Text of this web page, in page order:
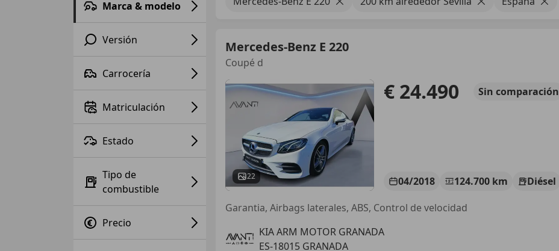
Marca & modelo
Versión
Carrocería
Matriculación
Estado
Tipo de
combustible
Precio
Mercedes-Benz E 220
Coupé d
22
€ 24.490 Sin comparación
04/2018 124.700 km Diésel
Garantia, Airbags laterales, ABS, Control de velocidad
KIA ARM MOTOR GRANADA
ES-18015 GRANADA